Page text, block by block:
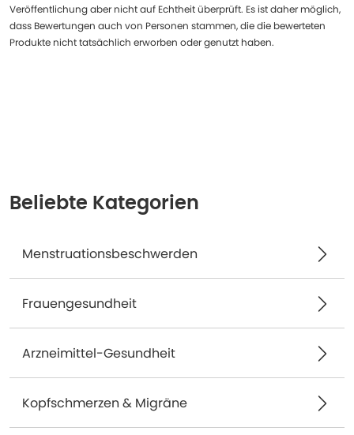
Veröffentlichung aber nicht auf Echtheit überprüft. Es ist daher möglich,
dass Bewertungen auch von Personen stammen, die die bewerteten
Produkte nicht tatsächlich erworben oder genutzt haben.
Beliebte Kategorien
Menstruationsbeschwerden
Frauengesundheit
Arzneimittel-Gesundheit
Kopfschmerzen & Migräne